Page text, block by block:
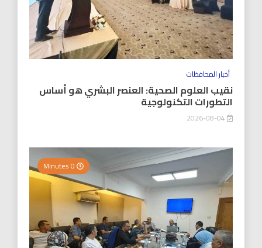
أخبار المحافظات
نقيب العلوم الصحية: العنصر البشري هو أساس
التطورات التكنولوجية